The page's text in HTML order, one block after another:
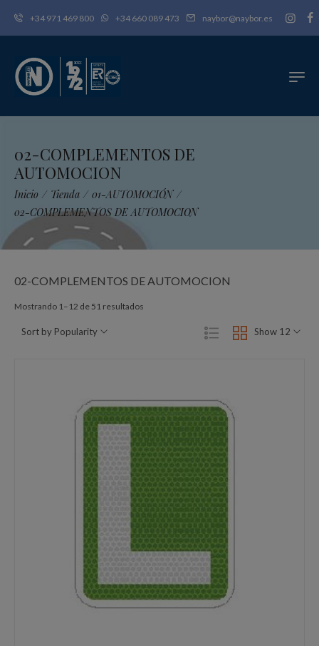
+34 971 469 800 +34 660 089 473 naybor@naybor.es
02-COMPLEMENTOS DE
AUTOMOCION
Inicio / Tienda / 01-AUTOMOCIÓN /
02-COMPLEMENTOS DE AUTOMOCION
02-COMPLEMENTOS DE AUTOMOCION
Mostrando 1–12 de 51 resultados
Show 12
Sort by Popularity